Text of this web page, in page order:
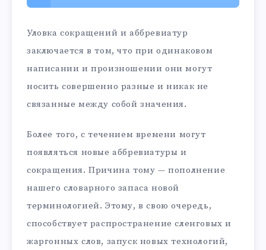
Уловка сокращений и аббревиатур
заключается в том, что при одинаковом
написании и произношении они могут
носить совершенно разные и никак не
связанные между собой значения.
Более того, с течением времени могут
появляться новые аббревиатуры и
сокращения. Причина тому — пополнение
нашего словарного запаса новой
терминологией. Этому, в свою очередь,
способствует распространение сленговых и
жаргонных слов, запуск новых технологий,